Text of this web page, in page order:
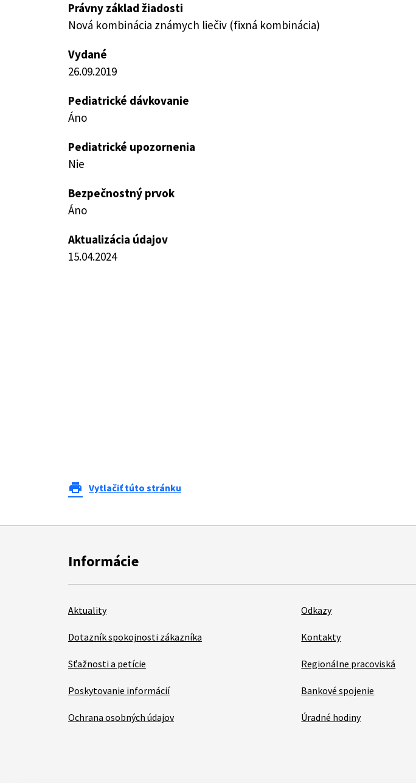
Právny základ žiadosti
Nová kombinácia známych liečiv (fixná kombinácia)
Vydané
26.09.2019
Pediatrické dávkovanie
Áno
Pediatrické upozornenia
Nie
Bezpečnostný prvok
Áno
Aktualizácia údajov
15.04.2024
print Vytlačiť túto stránku
Informácie
Aktuality
Dotazník spokojnosti zákazníka
Sťažnosti a petície
Poskytovanie informácií
Ochrana osobných údajov
Odkazy
Kontakty
Regionálne pracoviská
Bankové spojenie
Úradné hodiny